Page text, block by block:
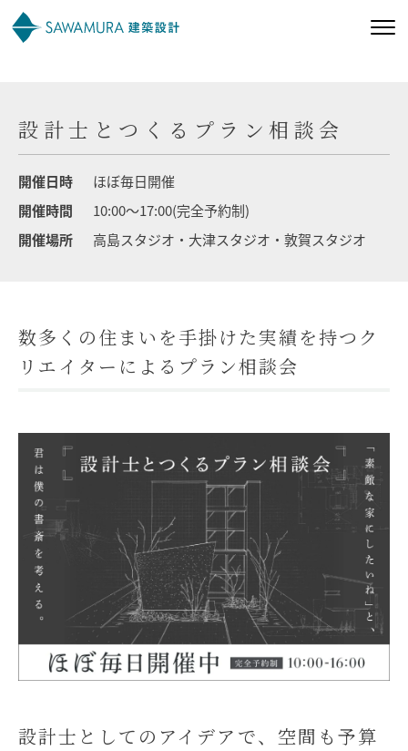
施工事例
オーナー様向け
モデルハウス イベント参加
相談予約
設計士とつくるプラン相談会
開催日時
ほぼ毎日開催
開催時間
10:00～17:00(完全予約制)
開催場所
高島スタジオ・大津スタジオ・敦賀スタジオ
数多くの住まいを手掛けた実績を持つク
リエイターによるプラン相談会
設計士としてのアイデアで、空間も予算